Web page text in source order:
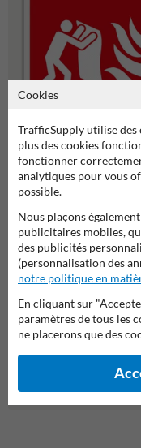
Panneau d'incendie -
Couverture anti-feu
Panneau d'interdiction
Cookies
TrafficSupply utilise des
plus des cookies
fonctionner
analytiques pour vous
possible.
Nous plaçons
publicitaires mobiles,
des publicités
(personnalisation des
notre politique en
En cliquant sur
paramètres de tous les
ne placerons que des